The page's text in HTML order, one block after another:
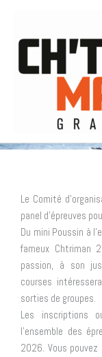
contenu
Le Comité
panel d’épreuves
Du mini Poussin à
fameux Chtriman
passion, à son
courses
sorties de groupes.
Les inscriptions
l’ensemble des
2026. Vous